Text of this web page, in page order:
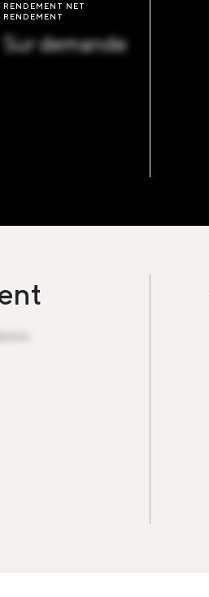
RENDEMENT NET
RENDEMENT
Sur demande